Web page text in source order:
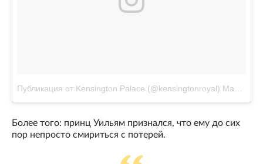
Публикация от Kensington Palace (@kensingtonroyal) Май 29 2017 в 2:36 PDT
Более того: принц Уильям признался, что ему до сих
пор непросто смириться с потерей.